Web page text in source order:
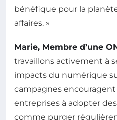
bénéfique pour la
affaires. »
Marie, Membre d’une
travaillons activement à
impacts du numérique
campagnes
entreprises à adopter
comme purger